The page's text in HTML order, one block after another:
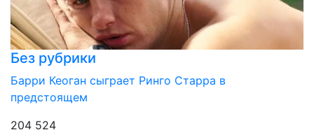
Без рубрики
Барри Кеоган сыграет Ринго Старра в
предстоящем
204 524